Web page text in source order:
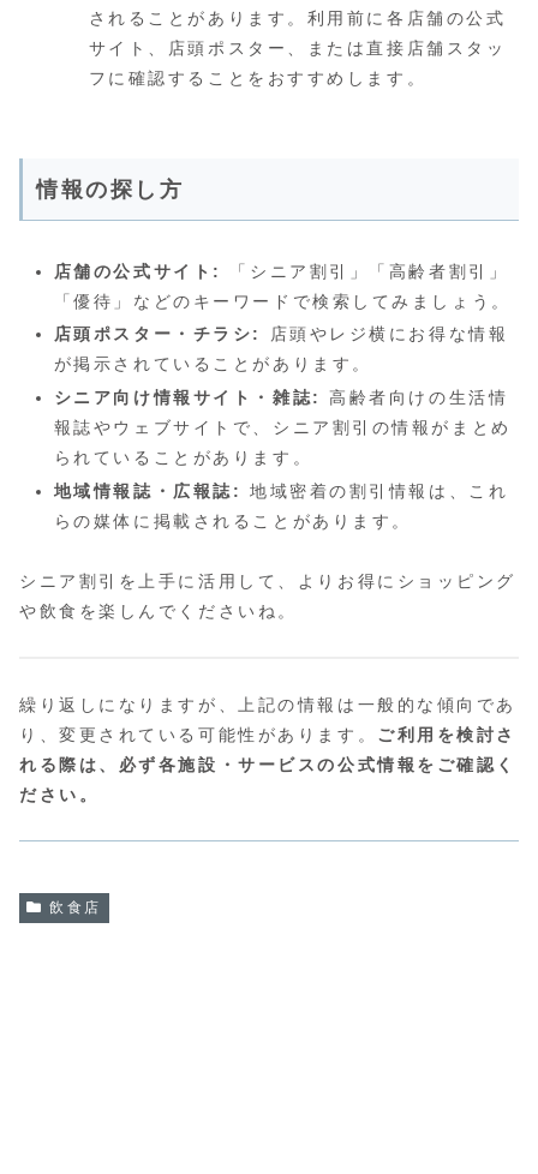
されることがあります。利用前に各店舗の公式
サイト、店頭ポスター、または直接店舗スタッ
フに確認することをおすすめします。
情報の探し方
店舗の公式サイト:
「シニア割引」「高齢者割引」
「優待」などのキーワードで検索してみましょう。
店頭ポスター・チラシ:
店頭やレジ横にお得な情報
が掲示されていることがあります。
シニア向け情報サイト・雑誌:
高齢者向けの生活情
報誌やウェブサイトで、シニア割引の情報がまとめ
られていることがあります。
地域情報誌・広報誌:
地域密着の割引情報は、これ
らの媒体に掲載されることがあります。
シニア割引を上手に活用して、よりお得にショッピング
や飲食を楽しんでくださいね。
繰り返しになりますが、上記の情報は一般的な傾向であ
り、変更されている可能性があります。 ご利用を検討さ
れる際は、必ず各施設・サービスの公式情報をご確認く
ださい。
飲食店